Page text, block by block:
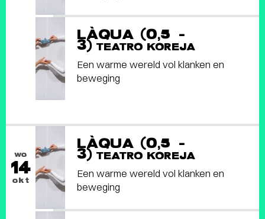
LÀQUA (0,5 -
3) TEATRO KOREJA
Een warme wereld vol klanken en
beweging
wo
14
okt
LÀQUA (0,5 -
3) TEATRO KOREJA
Een warme wereld vol klanken en
beweging